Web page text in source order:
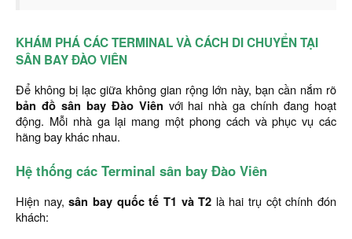
KHÁM PHÁ CÁC TERMINAL VÀ CÁCH DI CHUYỂN TẠI
SÂN BAY ĐÀO VIÊN
Để không bị lạc giữa không gian rộng lớn này, bạn cần nắm rõ
bản đồ sân bay Đào Viên với hai nhà ga chính đang hoạt
động. Mỗi nhà ga lại mang một phong cách và phục vụ các
hãng bay khác nhau.
Hệ thống các Terminal sân bay Đào Viên
Hiện nay,sân bay quốc tế T1 và T2 là hai trụ cột chính đón
khách: